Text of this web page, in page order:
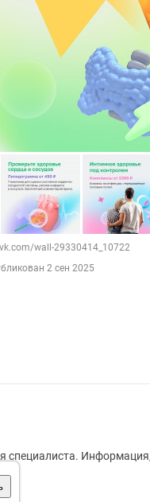
wall-29330414_10722
2 сен 2025
специалиста.